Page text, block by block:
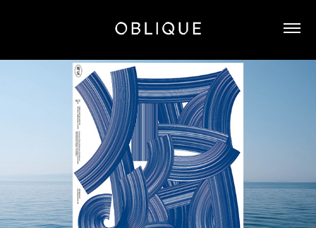
2019 독도쇼